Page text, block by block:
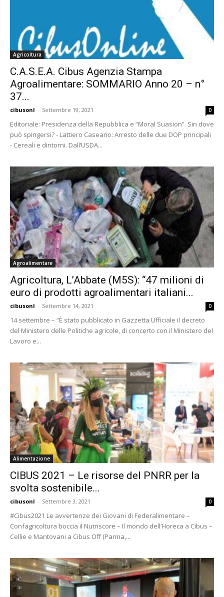
Agricoltura
C.A.S.E.A. Cibus Agenzia Stampa
Agroalimentare: SOMMARIO Anno 20 – n°
37...
cibusonl - Settembre 19, 2021 0
Editoriale: Presidenza della Repubblica e “Moral Suasion”. Sin dove
può spingersi? - Lattiero Caseario: Arresto delle due DOP principali
- Cereali e dintorni. Dall’USDA...
Agroalimentare
Agricoltura, L’Abbate (M5S): “47 milioni di
euro di prodotti agroalimentari italiani...
cibusonl - Settembre 14, 2021 0
14 settembre – “È stato pubblicato in Gazzetta Ufficiale il decreto
del Ministero delle Politiche agricole, di concerto con il Ministero del
Lavoro e...
Alimentazione
CIBUS 2021 – Le risorse del PNRR per la
svolta sostenibile...
cibusonl - Settembre 3, 2021 0
#Cibus2021 Le avvertenze dei Giovani di Federalimentare –
Confagricoltura boccia il Nutriscore – Il mondo dell’Horeca a Cibus –
Cellie e Mantovani a Cibus Off (Parma,...